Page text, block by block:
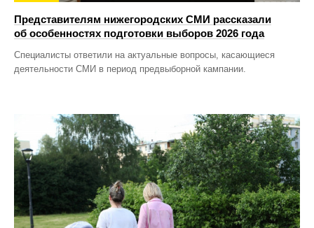
Представителям нижегородских СМИ рассказали
об особенностях подготовки выборов 2026 года
Специалисты ответили на актуальные вопросы, касающиеся
деятельности СМИ в период предвыборной кампании.